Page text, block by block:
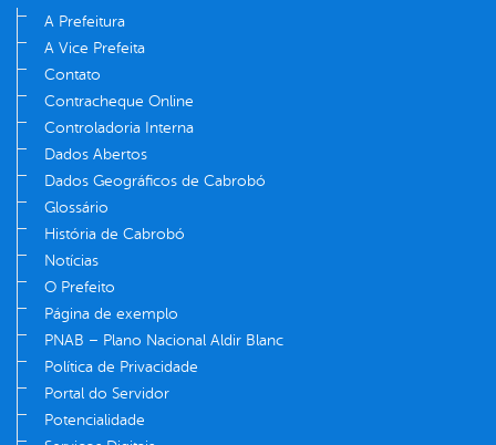
A Prefeitura
A Vice Prefeita
Contato
Contracheque Online
Controladoria Interna
Dados Abertos
Dados Geográficos de Cabrobó
Glossário
História de Cabrobó
Notícias
O Prefeito
Página de exemplo
PNAB – Plano Nacional Aldir Blanc
Política de Privacidade
Portal do Servidor
Potencialidade